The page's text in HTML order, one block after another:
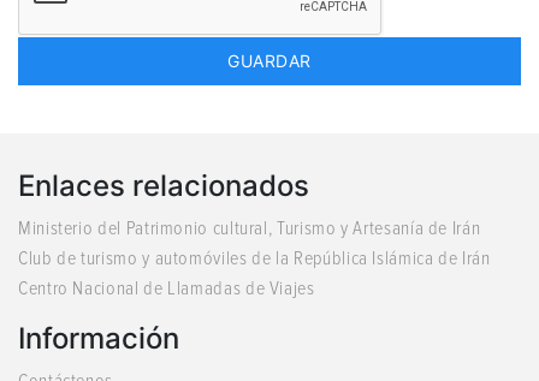
Enlaces relacionados
Ministerio del Patrimonio cultural, Turismo y Artesanía de Irán
Club de turismo y automóviles de la República Islámica de Irán
Centro Nacional de Llamadas de Viajes
Información